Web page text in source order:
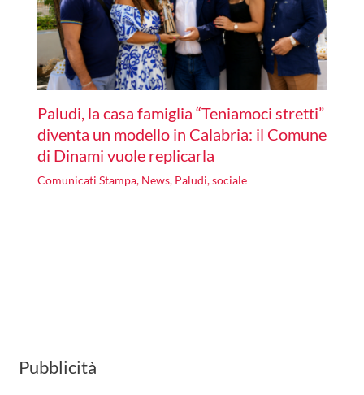
Paludi, la casa famiglia “Teniamoci stretti”
diventa un modello in Calabria: il Comune
di Dinami vuole replicarla
Comunicati Stampa, News, Paludi,sociale
Pubblicità